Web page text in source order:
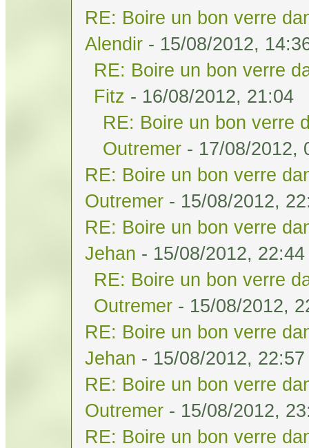
RE: Boire un bon verre
Alendir - 15/08/2012,
RE: Boire un bon verre
Fitz - 16/08/2012, 21:04
RE: Boire un bon verre
Outremer - 17/08/2012,
RE: Boire un bon verre
Outremer - 15/08/2012,
RE: Boire un bon verre
Jehan - 15/08/2012, 22:44
RE: Boire un bon verre
Outremer - 15/08/2012,
RE: Boire un bon verre
Jehan - 15/08/2012, 22:57
RE: Boire un bon verre
Outremer - 15/08/2012,
RE: Boire un bon verre